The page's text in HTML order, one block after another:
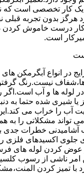
کار تخصصی است که
هرگز بدون تجربه قبلی
کار درست خاموش
است.
در انواع آبگرمکن
نیست.رنگ
لوله ها و آب است.اگر
یا شیری شده حتما به
آب را خراب می
تواند مشکلاتی را به
خطرات جدی
جلوی اکسیدهای فلزی
و عوض کردن لوله های
امر ناشی از رسوب
با تمیز کردن